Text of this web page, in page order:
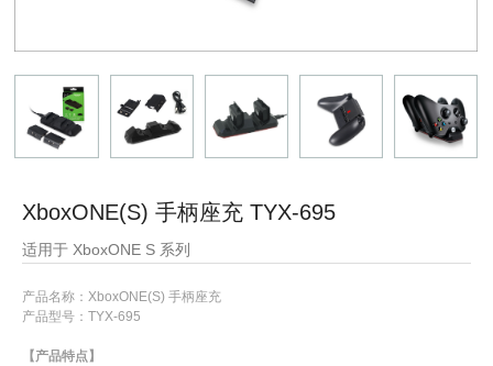
XboxONE(S) 手柄座充 TYX-695
适用于 XboxONE S 系列
产品名称：XboxONE(S) 手柄座充
产品型号： TYX-695
【产品特点】